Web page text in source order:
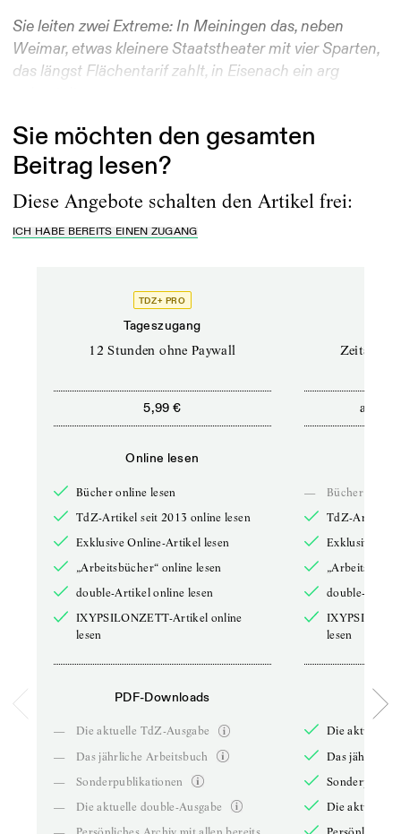
Sie leiten zwei Extreme: In Meiningen das, neben
Weimar, etwas kleinere Staatstheater mit vier Sparten,
das längst Flächentarif zahlt, in Eisenach ein arg
Sie möchten den gesamten
Beitrag lesen?
Diese Angebote schalten den Artikel frei:
ICH HABE BEREITS EINEN ZUGANG
TDZ+ PRO
Tageszugang
12 Stunden ohne Paywall
5,99 €
Online lesen
Bücher online lesen
TdZ-Artikel seit 2013 online lesen
Exklusive Online-Artikel lesen
„Arbeitsbücher“ online lesen
double-Artikel online lesen
IXYPSILONZETT-Artikel online
lesen
PDF-Downloads
—
Die aktuelle TdZ-Ausgabe
—
Das jährliche Arbeitsbuch
—
Sonderpublikationen
—
Die aktuelle double-Ausgabe
ab
—
Bücher online
TdZ-Artikel
Exklusive
double-
lesen
Die aktuelle
Das jährliche
Die aktuelle